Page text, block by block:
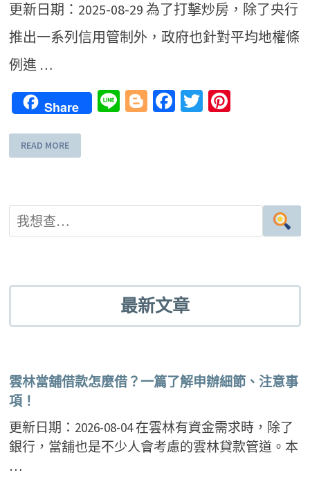
更新日期：2025-08-29 為了打擊炒房，除了央行
推出一系列信用管制外，政府也針對平均地權條
例進 …
Share LineBlogger
Facebook
Twitter
READ MORE
最新文章
雲林當舖借款怎麼借？一篇了解申辦細節、注意事
項！
更新日期：2026-08-04 在雲林有資金需求時，除了
銀行，當舖也是不少人會考慮的雲林貸款管道。本
…